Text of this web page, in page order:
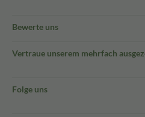
Bewerte uns
Vertraue unserem mehrfach
Folge uns